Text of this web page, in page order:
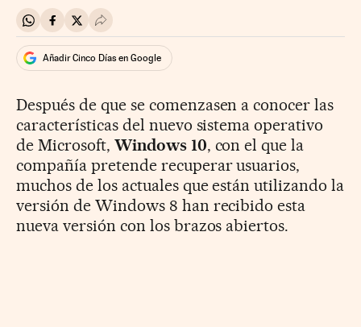
Compartir en Whatsapp
Compartir en Facebook
Compartir en Twitter
Desplegar Redes Sociales
Añadir Cinco Días en Google
Después de que se comenzasen a conocer las
características del nuevo sistema operativo
de Microsoft, Windows 10, con el que la
compañía pretende recuperar usuarios,
muchos de los actuales que están utilizando la
versión de Windows 8 han recibido esta
nueva versión con los brazos abiertos.